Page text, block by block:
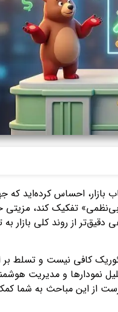
بازار، احساس
از روند کلی بازار
کافی نیست و تسلط بر
نمودارها و مدیریت
از این مباحث به شما کمک